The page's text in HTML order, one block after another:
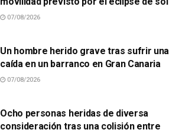
07/08/2026
Un hombre herido grave tras sufrir una
caída en un barranco en Gran Canaria
07/08/2026
Ocho personas heridas de diversa
consideración tras una colisión entre